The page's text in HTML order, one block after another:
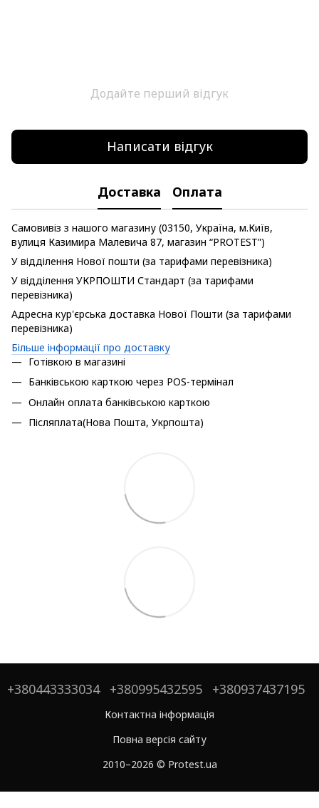
Додайте перший відгук
Написати відгук
Доставка Оплата
Самовивіз з нашого магазину (03150, Україна, м.Київ,
вулиця Казимира Малевича 87, магазин “PROTEST”)
У відділення Нової пошти (за тарифами перевізника)
У відділення УКРПОШТИ Стандарт (за тарифами
перевізника)
Адресна кур'єрська доставка Нової Пошти (за тарифами
перевізника)
Більше інформації про доставку
Готівкою в магазині
Банківською карткою через POS-термінал
Онлайн оплата банківською карткою
Післяплата(Нова Пошта, Укрпошта)
+380443333034 +380995432595 +380937437195
Контактна інформація
Повна версія сайту
2010–2026 © Protest.ua